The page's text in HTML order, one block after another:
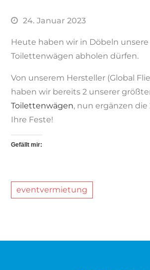
24. Januar 2023
Heute haben wir in Döbeln
Toilettenwägen abholen dürfen.
Von unserem Hersteller (Global
haben wir bereits 2 unserer
Toilettenwägen, nun ergänzen
Ihre Feste!
Gefällt mir:
eventvermietung